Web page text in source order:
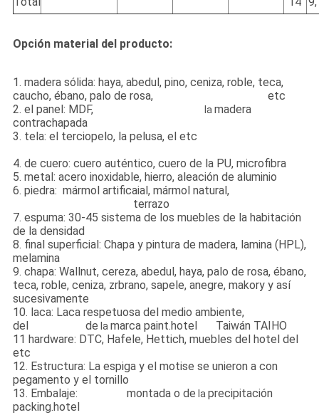
Opción material del producto:
1. madera sólida: haya, abedul, pino, ceniza, roble, teca,
caucho, ébano, palo de rosa,
etc
2. el panel: MDF,
lamadera
contrachapada
3. tela: el terciopelo, la pelusa, el etc
4. de cuero: cuero auténtico, cuero de la PU, microfibra
5. metal: acero inoxidable, hierro, aleación de aluminio
6. piedra: mármol artificaial, mármol natural,
terrazo
7. espuma: 30-45 sistema de los muebles de la habitación
de la densidad
8. final superficial: Chapa y pintura de madera, lamina (HPL),
melamina
9. chapa: Wallnut, cereza, abedul, haya, palo de rosa, ébano,
teca, roble, ceniza, zrbrano, sapele, anegre, makory y así
sucesivamente
10. laca: Laca respetuosa del medio ambiente,
del
de lamarca paint.hotel
Taiwán TAIHO
11 hardware: DTC, Hafele, Hettich, muebles del hotel del
etc
12. Estructura: La espiga y el motise se unieron a con
pegamento y el tornillo
13. Embalaje:
montada o de laprecipitación
packing.hotel